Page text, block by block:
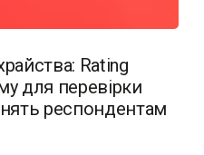
Rating
для перевірки
респондентам